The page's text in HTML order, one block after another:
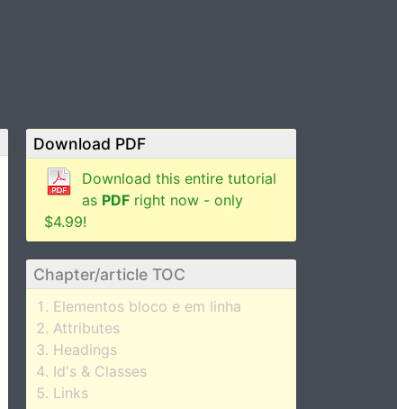
Download PDF
Download this entire tutorial
as PDF right now - only
$4.99!
Chapter/article TOC
Elementos bloco e em linha
Attributes
Headings
Id's & Classes
Links